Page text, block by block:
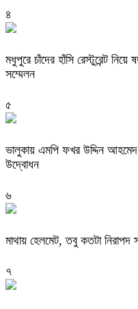
৪
মধুপুরে চাঁদের হাঁসি রেস্টুরেন্ট
সম্মেলন
৫
ভালুকায় এমপি ফখর উদ্দিন আহমেদ
উদ্বোধন
৬
মাথায় হেলমেট, তবু কতটা নিরাপদ
৭